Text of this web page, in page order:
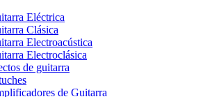
Eléctrica
Clásica
Electroacústica
Electroclásica
de guitarra
de Guitarra